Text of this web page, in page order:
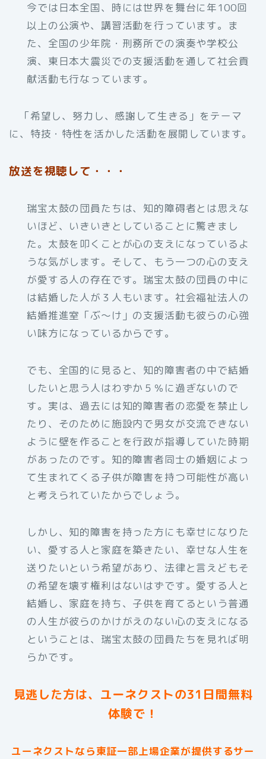
今では日本全国、時には世界を舞台に年100回
以上の公演や、講習活動を行っています。ま
た、全国の少年院・刑務所での演奏や学校公
演、東日本大震災での支援活動を通して社会貢
献活動も行なっています。
「希望し、努力し、感謝して生きる」をテーマ
に、特技・特性を活かした活動を展開しています。
放送を視聴して・・・
瑞宝太鼓の団員たちは、知的障碍者とは思えな
いほど、いきいきとしていることに驚きまし
た。太鼓を叩くことが心の支えになっているよ
うな気がします。そして、もう一つの心の支え
が愛する人の存在です。瑞宝太鼓の団員の中に
は結婚した人が３人もいます。社会福祉法人の
結婚推進室「ぶ～け」の支援活動も彼らの心強
い味方になっているからです。
でも、全国的に見ると、知的障害者の中で結婚
したいと思う人はわずか５％に過ぎないので
す。実は、過去には知的障害者の恋愛を禁止し
たり、そのために施設内で男女が交流できない
ように壁を作ることを行政が指導していた時期
があったのです。知的障害者同士の婚姻によっ
て生まれてくる子供が障害を持つ可能性が高い
と考えられていたからでしょう。
しかし、知的障害を持った方にも幸せになりた
い、愛する人と家庭を築きたい、幸せな人生を
送りたいという希望があり、法律と言えどもそ
の希望を壊す権利はないはずです。愛する人と
結婚し、家庭を持ち、子供を育てるという普通
の人生が彼らのかけがえのない心の支えになる
ということは、瑞宝太鼓の団員たちを見れば明
らかです。
見逃した方は、ユーネクストの31日間無料
体験で！
ユーネクストなら東証一部上場企業が提供するサー